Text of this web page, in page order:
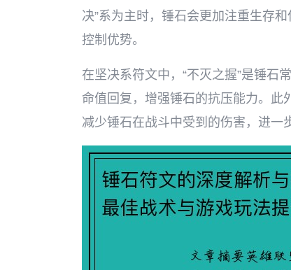
决”系为主时，锤石会更加注重生存
控制优势。
在坚决系符文中，“不灭之握”是锤石
命值回复，增强锤石的抗压能力。此
减少锤石在战斗中受到的伤害，进一